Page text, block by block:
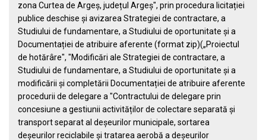
zona Curtea de Argeș, județul Argeș", prin procedura licitației
publice deschise și avizarea Strategiei de contractare, a
Studiului de fundamentare, a Studiului de oportunitate și a
Documentației de atribuire aferente (format zip)(„Proiectul
de hotărâre", "Modificări ale Strategiei de contractare, a
Studiului de fundamentare, a Studiului de oportunitate și a
modificării și completării Documentației de atribuire aferente
procedurii de delegare a "Contractului de delegare prin
concesiune a gestiunii activităților de colectare separată și
transport separat al deșeurilor municipale, sortarea
deșeurilor reciclabile și tratarea aerobă a deșeurilor